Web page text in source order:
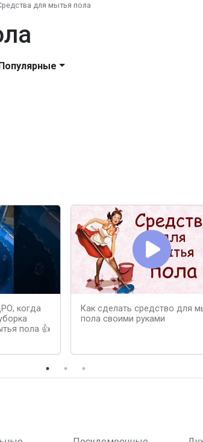
для мытья пола
когда
пола 👍
Как сделать средство для
пола своими руками